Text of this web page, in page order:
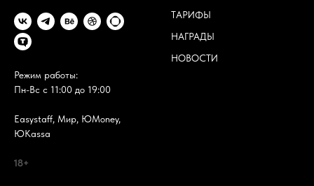
Режим работы:
Пн-Вс с 11:00 до 19:00
Easystaff, Мир, ЮMoney,
ЮKassa
18+
ТАРИФЫ
НАГРАДЫ
НОВОСТИ